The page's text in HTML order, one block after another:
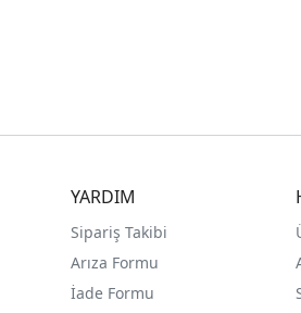
YARDIM
Sipariş Takibi
Arıza Formu
İade Formu